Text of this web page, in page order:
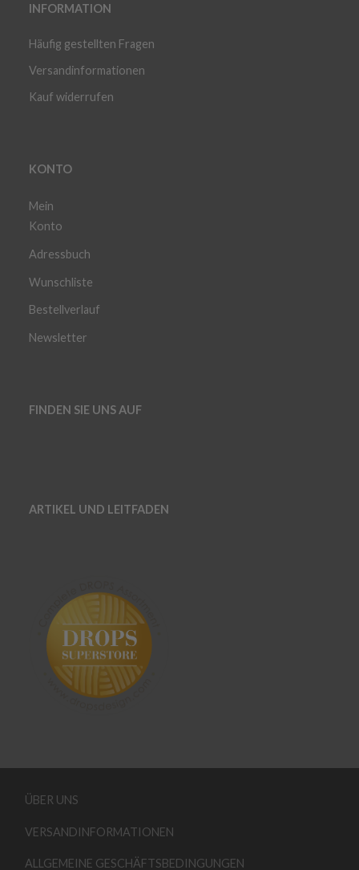
INFORMATION
Häufig gestellten Fragen
Versandinformationen
Kauf widerrufen
KONTO
Mein
Konto
Adressbuch
Wunschliste
Bestellverlauf
Newsletter
FINDEN SIE UNS AUF
ARTIKEL UND LEITFADEN
ÜBER UNS
VERSANDINFORMATIONEN
ALLGEMEINE GESCHÄFTSBEDINGUNGEN